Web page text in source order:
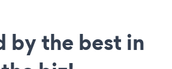
by the best in